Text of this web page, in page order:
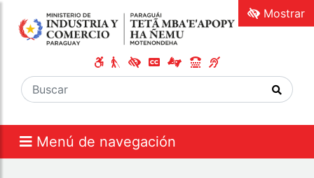
Menú de navegación
Mostrar